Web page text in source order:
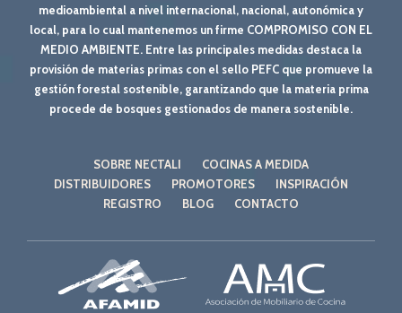
medioambiental a nivel internacional, nacional, autonómica y
local, para lo cual mantenemos un firme COMPROMISO CON EL
MEDIO AMBIENTE. Entre las principales medidas destaca la
provisión de materias primas con el sello PEFC que promueve la
gestión forestal sostenible, garantizando que la materia prima
procede de bosques gestionados de manera sostenible.
SOBRE NECTALI
COCINAS A MEDIDA
DISTRIBUIDORES
PROMOTORES
INSPIRACIÓN
REGISTRO
BLOG CONTACTO